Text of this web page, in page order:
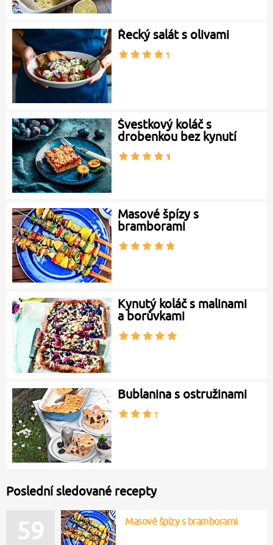
Řecký salát s olivami
Švestkový koláč s
drobenkou bez kynutí
Masové špízy s
bramborami
Kynutý koláč s malinami
a borůvkami
Bublanina s ostružinami
Poslední sledované recepty
59 Masové špízy s bramborami